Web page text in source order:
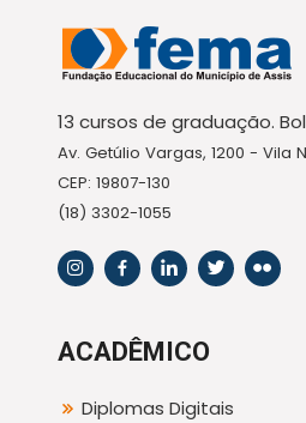
13 cursos de graduação.
Av. Getúlio Vargas, 1200 - Vila
CEP: 19807-130
(18) 3302-1055
ACADÊMICO
Diplomas Digitais